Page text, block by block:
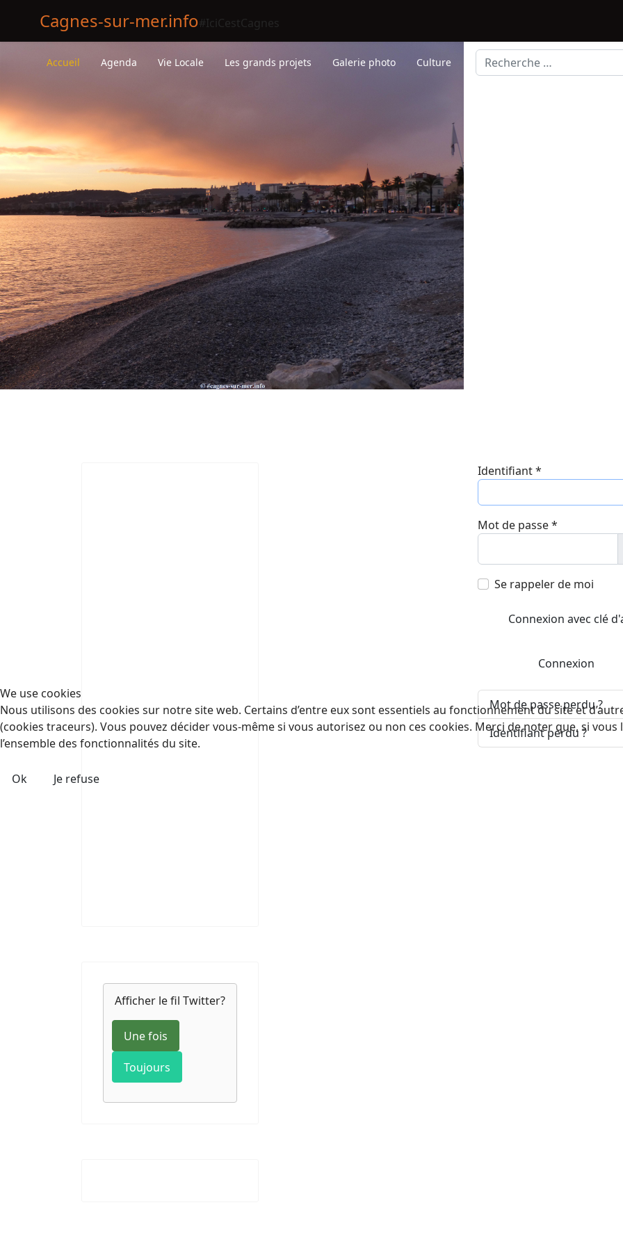
Cagnes-sur-mer.info#IciCestCagnes
Accueil Agenda Vie Locale Les grands projets Galerie photo Culture Rechercher
Afficher le fil Twitter?
Une fois
Toujours
Identifiant*
Mot de passe*
Se rappeler de moi
Connexion avec clé
Connexion
Mot de passe perdu ?
Identifiant perdu ?
We use cookies
Nous utilisons des cookies sur notre site web. Certains d’entre eux sont essentiels au fonctionnement du site et
(cookies traceurs). Vous pouvez décider vous-même si vous autorisez ou non ces cookies. Merci de noter que, si
l’ensemble des fonctionnalités du site.
Ok Je refuse